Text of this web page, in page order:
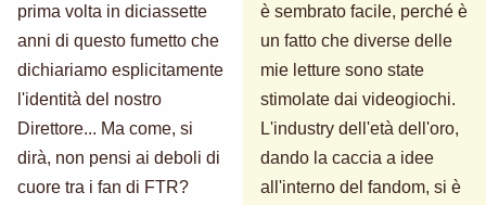
prima volta in diciassette
anni di questo fumetto che
dichiariamo esplicitamente
l'identità del nostro
Direttore... Ma come, si
dirà, non pensi ai deboli di
cuore tra i fan di FTR?
è sembrato facile, perché è
un fatto che diverse delle
mie letture sono state
stimolate dai videogiochi.
L'industry dell'età dell'oro,
dando la caccia a idee
all'interno del fandom, si è